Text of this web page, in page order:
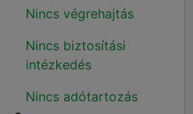
Nincs végrehajtás
Nincs biztosítási
intézkedés
Nincs adótartozás